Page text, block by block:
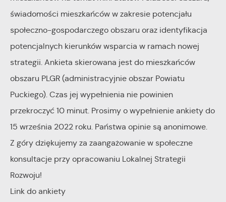
świadomości mieszkańców w zakresie potencjału
społeczno-gospodarczego obszaru oraz identyfikacja
potencjalnych kierunków wsparcia w ramach nowej
strategii. Ankieta skierowana jest do mieszkańców
obszaru PLGR (administracyjnie obszar Powiatu
Puckiego). Czas jej wypełnienia nie powinien
przekroczyć 10 minut. Prosimy o wypełnienie ankiety do
15 września 2022 roku. Państwa opinie są anonimowe.
Z góry dziękujemy za zaangażowanie w społeczne
konsultacje przy opracowaniu Lokalnej Strategii
Rozwoju!
Link do ankiety
internetowych pod względem ich popularności wśród
formie zanonimizowanej. Wyrażenie zgody na analityczne pliki
cookies gwarantuje dostępność wszystkich funkcjonalności.
Dzięki reklamowym plikom cookies prezentujemy Ci
najciekawsze informacje i aktualności na stronach naszych
Twoich zwyczajów dotyczących przeglądanej witryny
internetowej. Treści promocyjne mogą pojawić się na
stronach podmiotów trzecich lub firm będących naszymi
partnerami oraz innych dostawców usług. Firmy te działają w
charakterze pośredników prezentujących nasze treści w
Więcej